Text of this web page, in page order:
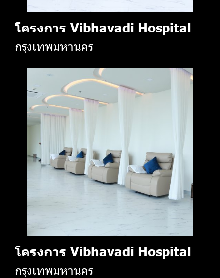
โครงการ Vibhavadi Hospital
กรุงเทพมหานคร
โครงการ Vibhavadi Hospital
กรุงเทพมหานคร